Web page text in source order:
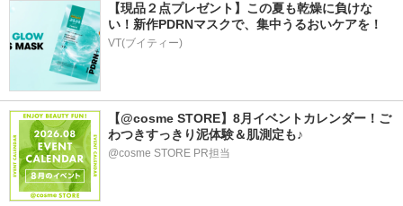
【現品２点プレゼント】この夏も乾燥に負けな
い！新作PDRNマスクで、集中うるおいケアを！
VT(ブイティー)
【@cosme STORE】8月イベントカレンダー！ご
わつきすっきり泥体験＆肌測定も♪
@cosme STORE PR担当